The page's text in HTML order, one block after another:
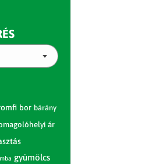
bor bárány
ár
gyümölcs